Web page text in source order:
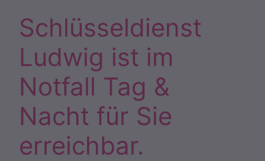
Schlüsseldienst
Ludwig ist im
Notfall Tag &
Nacht für Sie
erreichbar.